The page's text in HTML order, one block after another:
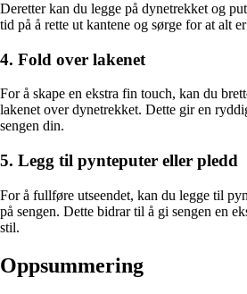
Deretter kan du legge på dynetrekket og
tid på å rette ut kantene og sørge for at alt
4. Fold over lakenet
For å skape en ekstra fin touch, kan du
lakenet over dynetrekket. Dette gir en
sengen din.
5. Legg til pynteputer eller pledd
For å fullføre utseendet, kan du legge til
på sengen. Dette bidrar til å gi sengen en
stil.
Oppsummering